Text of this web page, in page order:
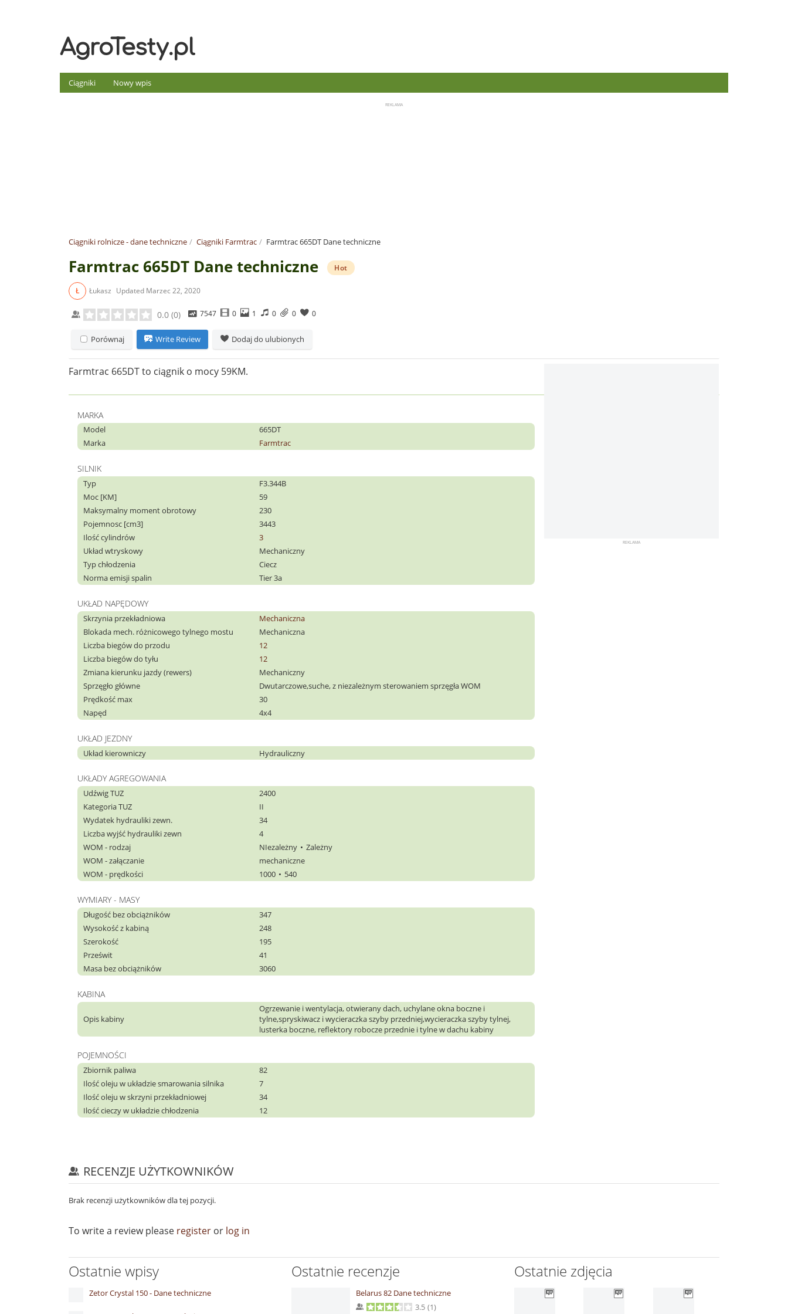
AgroTesty.pl
Ciągniki Nowy wpis
Ciągniki rolnicze - dane techniczne Ciągniki Farmtrac Farmtrac 665DT Dane techniczne
Farmtrac 665DT Dane techniczne Hot
Ł Łukasz Updated Marzec 22, 2020
0.0 (0) 7547 0 1 0 0 0
Porównaj Write Review Dodaj do ulubionych
Farmtrac 665DT to ciągnik o mocy 59KM.
MARKA
Model
665DT
Marka
Farmtrac
SILNIK
Typ
F3.344B
Moc [KM]
59
Maksymalny moment obrotowy
230
Pojemnosc [cm3]
3443
Ilość cylindrów
3
Układ wtryskowy
Mechaniczny
Typ chłodzenia
Ciecz
Norma emisji spalin
Tier 3a
UKŁAD NAPĘDOWY
Skrzynia przekładniowa
Mechaniczna
Blokada mech. różnicowego tylnego mostu
Mechaniczna
Liczba biegów do przodu
12
Liczba biegów do tyłu
12
Zmiana kierunku jazdy (rewers)
Mechaniczny
Sprzęgło główne
Dwutarczowe,suche, z niezależnym sterowaniem sprzęgła WOM
Prędkość max
30
Napęd
4x4
UKŁAD JEZDNY
Układ kierowniczy Hydrauliczny
UKŁADY AGREGOWANIA
Udźwig TUZ
2400
Kategoria TUZ
II
Wydatek hydrauliki zewn.
34
Liczba wyjść hydrauliki zewn
4
WOM - rodzaj
NIezależny
Zależny
WOM - załączanie
mechaniczne
WOM - prędkości
1000 540
WYMIARY - MASY
Długość bez obciążników
347
Wysokość z kabiną
248
Szerokość
195
Prześwit
41
Masa bez obciążników
3060
KABINA
Opis kabiny
Ogrzewanie i wentylacja, otwierany dach, uchylane okna boczne i
tylne,spryskiwacz i wycieraczka szyby przedniej,wycieraczka szyby tylnej,
lusterka boczne, reflektory robocze przednie i tylne w dachu kabiny
POJEMNOŚCI
Zbiornik paliwa
82
Ilość oleju w układzie smarowania silnika
7
Ilość oleju w skrzyni przekładniowej
34
Ilość cieczy w układzie chłodzenia
12
RECENZJE UŻYTKOWNIKÓW
Brak recenzji użytkowników dla tej pozycji.
To write a review please register or log in
Ostatnie wpisy
Zetor Crystal 150 - Dane techniczne
Ostatnie recenzje
Belarus 82 Dane techniczne
3.5 (1)
Ostatnie zdjęcia